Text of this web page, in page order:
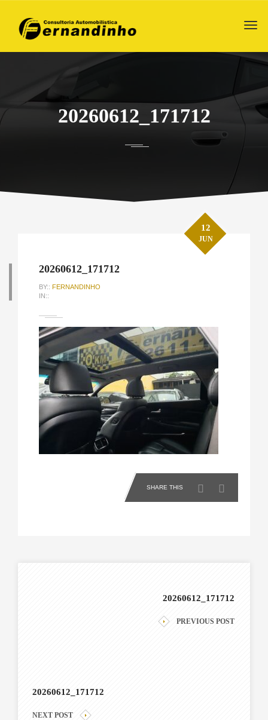
20260612_171712
20260612_171712
BY:: FERNANDINHO
IN::
12
JUN
SHARE THIS
20260612_171712
PREVIOUS POST
20260612_171712
NEXT POST